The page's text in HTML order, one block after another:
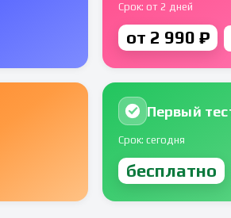
Срок: от 2 дней
от 2 990 ₽
Первый
Срок: сегодня
бесплатно